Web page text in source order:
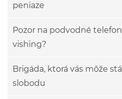
peniaze
Pozor na podvodné
vishing?
Brigáda, ktorá vás môže
slobodu